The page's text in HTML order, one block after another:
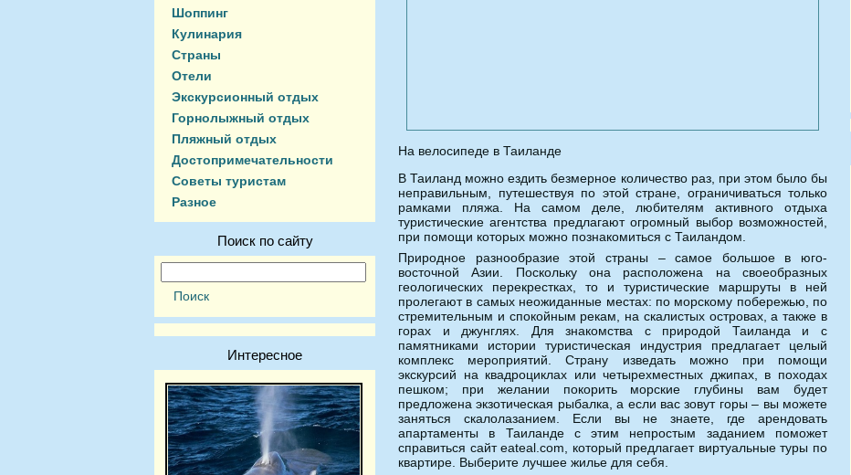
Шоппинг
Кулинария
Страны
Отели
Экскурсионный отдых
Горнолыжный отдых
Пляжный отдых
Достопримечательности
Советы туристам
Разное
Поиск по сайту
Интересное
На велосипеде в Таиланде
В Таиланд можно ездить безмерное количество раз, при этом было бы
неправильным, путешествуя по этой стране, ограничиваться только
рамками пляжа. На самом деле, любителям активного отдыха
туристические агентства предлагают огромный выбор возможностей,
при помощи которых можно познакомиться с Таиландом.
Природное разнообразие этой страны – самое большое в юго-
восточной Азии. Поскольку она расположена на своеобразных
геологических перекрестках, то и туристические маршруты в ней
пролегают в самых неожиданные местах: по морскому побережью, по
стремительным и спокойным рекам, на скалистых островах, а также в
горах и джунглях. Для знакомства с природой Таиланда и с
памятниками истории туристическая индустрия предлагает целый
комплекс мероприятий. Страну изведать можно при помощи
экскурсий на квадроциклах или четырехместных джипах, в походах
пешком; при желании покорить морские глубины вам будет
предложена экзотическая рыбалка, а если вас зовут горы – вы можете
заняться скалолазанием. Если вы не знаете, где арендовать
апартаменты в Таиланде с этим непростым заданием поможет
справиться сайт eateal.com, который предлагает виртуальные туры по
квартире. Выберите лучшее жилье для себя.